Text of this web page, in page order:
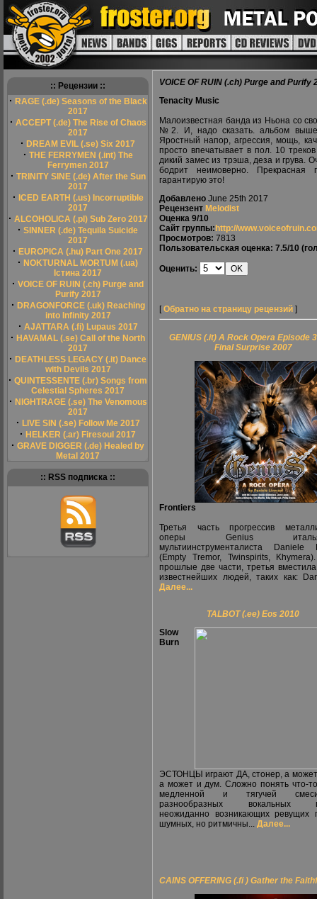
:: Рецензии ::
· RAGE (.de) Seasons of the Black
2017
· ACCEPT (.de) The Rise of Chaos
2017
· DREAM EVIL (.se) Six 2017
· THE FERRYMEN (.int) The
Ferrymen 2017
· TRINITY SINE (.de) After the Sun
2017
· ICED EARTH (.us) Incorruptible
2017
· ALCOHOLICA (.pl) Sub Zero 2017
· SINNER (.de) Tequila Suicide
2017
· EUROPICA (.hu) Part One 2017
· NOKTURNAL MORTUM (.ua)
Істина 2017
· VOICE OF RUIN (.ch) Purge and
Purify 2017
· DRAGONFORCE (.uk) Reaching
into Infinity 2017
· AJATTARA (.fi) Lupaus 2017
· HAVAMAL (.se) Call of the North
2017
· DEATHLESS LEGACY (.it) Dance
with Devils 2017
· QUINTESSENTE (.br) Songs from
Celestial Spheres 2017
· NIGHTRAGE (.se) The Venomous
2017
· LIVE SIN (.se) Follow Me 2017
· HELKER (.ar) Firesoul 2017
· GRAVE DIGGER (.de) Healed by
Metal 2017
:: RSS подписка ::
VOICE OF RUIN (.ch) Purge and Purify
Tenacity Music
Малоизвестная банда из Ньона со
№2. И, надо сказать. альбом
Яростный напор, агрессия, мощь,
просто впечатывает в пол. 10
дикий замес из трэша, деза и грува.
бодрит неимоверно. Прекрасная
гарантирую это!
Добавлено June 25th 2017
Рецензент Melodist
Оценка 9/10
Сайт группы: http://
Просмотров: 7813
Пользовательская оценка: 7.5/10
Оценить:
[Обратно на страницу рецензий ]
GENIUS (.it) A Rock Opera Episode
Final Surprise 2007
Frontiers
Третья часть прогрессив
оперы Genius
мультиинструменталиста Daniele
(Empty Tremor, Twinspirits,
прошлые две части, третья
известнейших людей, таких как:
Далее...
TALBOT (.ee) Eos 2010
Slow
Burn
ЭСТОНЦЫ играют ДА, стонер, а
а может и дум. Сложно понять что-
медленной и тягучей
разнообразных вокальных
неожиданно возникающих ревущих
шумных, но ритмичны... Далее...
CAINS OFFERING (.fi ) Gather the